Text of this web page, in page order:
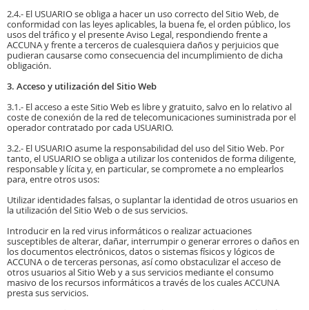
2.4.- El USUARIO se obliga a hacer un uso correcto del Sitio Web, de
conformidad con las leyes aplicables, la buena fe, el orden público, los
usos del tráfico y el presente Aviso Legal, respondiendo frente a
ACCUNA y frente a terceros de cualesquiera daños y perjuicios que
pudieran causarse como consecuencia del incumplimiento de dicha
obligación.
3. Acceso y utilización del Sitio Web
3.1.- El acceso a este Sitio Web es libre y gratuito, salvo en lo relativo al
coste de conexión de la red de telecomunicaciones suministrada por el
operador contratado por cada USUARIO.
3.2.- El USUARIO asume la responsabilidad del uso del Sitio Web. Por
tanto, el USUARIO se obliga a utilizar los contenidos de forma diligente,
responsable y lícita y, en particular, se compromete a no emplearlos
para, entre otros usos:
Utilizar identidades falsas, o suplantar la identidad de otros usuarios en
la utilización del Sitio Web o de sus servicios.
Introducir en la red virus informáticos o realizar actuaciones
susceptibles de alterar, dañar, interrumpir o generar errores o daños en
los documentos electrónicos, datos o sistemas físicos y lógicos de
ACCUNA o de terceras personas, así como obstaculizar el acceso de
otros usuarios al Sitio Web y a sus servicios mediante el consumo
masivo de los recursos informáticos a través de los cuales ACCUNA
presta sus servicios.